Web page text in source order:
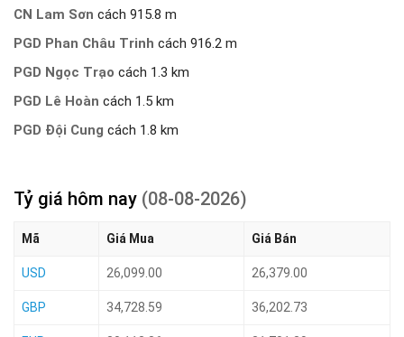
CN Lam Sơn cách 915.8 m
PGD Phan Châu Trinh cách 916.2 m
PGD Ngọc Trạo cách 1.3 km
PGD Lê Hoàn cách 1.5 km
PGD Đội Cung cách 1.8 km
Tỷ giá hôm nay (08-08-2026)
Mã Giá Mua Giá Bán
USD 26,099.00 26,379.00
GBP 34,728.59 36,202.73